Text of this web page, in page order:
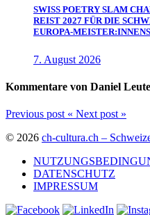
SWISS POETRY SLAM
REIST 2027 FÜR DIE
EUROPA-
7. August 2026
Kommentare von Daniel
Previous post « Next post »
© 2026 ch-cultura.ch –
DATENSCHUTZ
IMPRESSUM